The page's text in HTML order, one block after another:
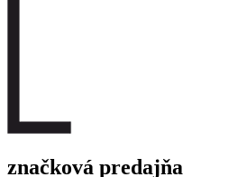
značková predajňa